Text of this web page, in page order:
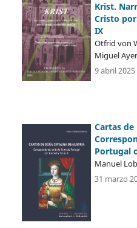
Krist.
Cristo
IX
Otfrid von
Miguel
9 abril 2025
Cartas
Portugal
Manuel
31 marzo